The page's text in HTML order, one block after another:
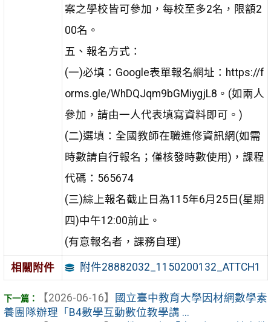
案之學校皆可參加，每校至多2名，限額2
00名。
五、報名方式：
(一)必填：Google表單報名網址：https://f
orms.gle/WhDQJqm9bGMiygjL8。(如兩人
參加，請由一人代表填寫資料即可。)
(二)選填：全國教師在職進修資訊網(如需
時數請自行報名；僅核發時數使用)，課程
代碼：565674
(三)綜上報名截止日為115年6月25日(星期
四)中午12:00前止。
(有意報名者，課務自理)
相關附件 附件28882032_1150200132_ATTCH1
【2026-06-16】
國立臺中教育大學因材網數學素
養團隊辦理「B4數學互動數位教學講 ...